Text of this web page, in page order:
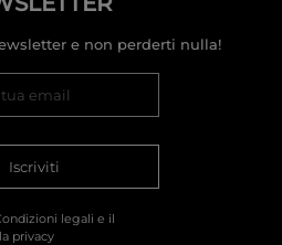
e non perderti nulla!
Iscriviti
legali e il
privacy